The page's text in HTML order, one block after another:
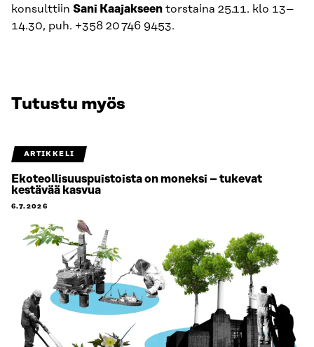
konsulttiin Sani Kaajakseen torstaina 25.11. klo 13–
14.30, puh. +358 20 746 9453.
Tutustu myös
ARTIKKELI
Ekoteollisuuspuistoista on moneksi – tukevat
kestävää kasvua
6.7.2026